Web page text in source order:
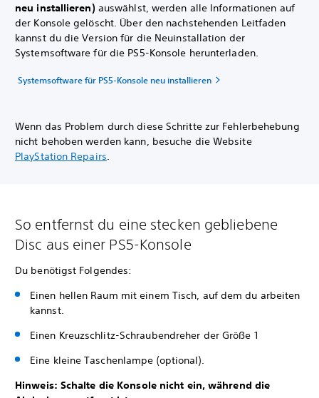
neu installieren) auswählst, werden alle Informationen auf
der Konsole gelöscht. Über den nachstehenden Leitfaden
kannst du die Version für die Neuinstallation der
Systemsoftware für die PS5-Konsole herunterladen.
Systemsoftware für PS5-Konsole neu installieren
Wenn das Problem durch diese Schritte zur Fehlerbehebung
nicht behoben werden kann, besuche die Website
PlayStation Repairs
So entfernst du eine stecken gebliebene
Disc aus einer PS5-Konsole
Du benötigst Folgendes:
Einen hellen Raum mit einem Tisch, auf dem du arbeiten
kannst.
Einen Kreuzschlitz-Schraubendreher der Größe 1
Eine kleine Taschenlampe (optional).
Hinweis: Schalte die Konsole nicht ein, während die